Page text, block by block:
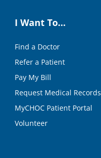
I Want To…
Find a Doctor
Refer a Patient
Pay My Bill
Request Medical Records
MyCHOC Patient Portal
Volunteer